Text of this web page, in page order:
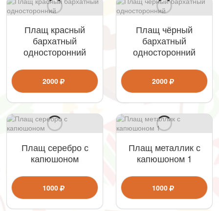
Плащ красный
бархатный
односторонний
2000
Плащ чёрный
бархатный
односторонний
2000
Плащ серебро с
капюшоном
1000
Плащ металлик с
капюшоном 1
1000